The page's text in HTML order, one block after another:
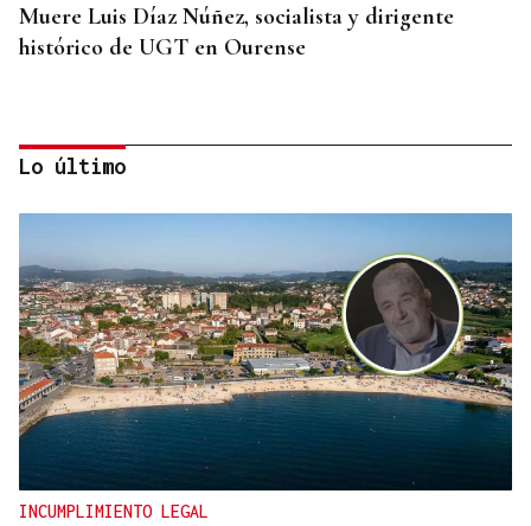
Muere Luis Díaz Núñez, socialista y dirigente
histórico de UGT en Ourense
CANEDO
Un herido en la colisión entre dos coches en la
entrada a las termas de Outariz
Lo último
INCUMPLIMIENTO LEGAL